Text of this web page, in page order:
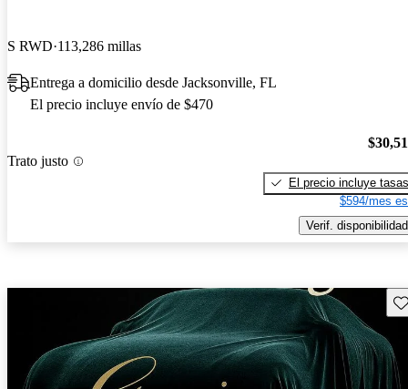
S RWD 113,286 millas
Entrega a domicilio desde Jacksonville, FL
El precio incluye envío de $470
Trato justo
El precio incluye tasas
$594/mes
Verif. disponibilidad